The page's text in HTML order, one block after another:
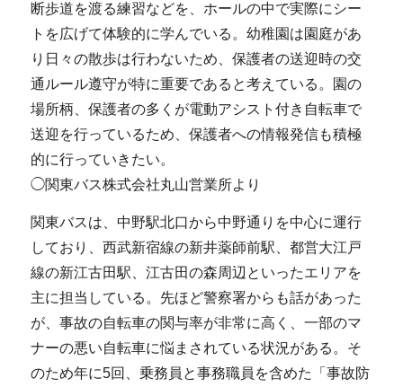
断歩道を渡る練習などを、ホールの中で実際にシー
トを広げて体験的に学んでいる。幼稚園は園庭があ
り日々の散歩は行わないため、保護者の送迎時の交
通ルール遵守が特に重要であると考えている。園の
場所柄、保護者の多くが電動アシスト付き自転車で
送迎を行っているため、保護者への情報発信も積極
的に行っていきたい。
◯関東バス株式会社丸山営業所より
関東バスは、中野駅北口から中野通りを中心に運行
しており、西武新宿線の新井薬師前駅、都営大江戸
線の新江古田駅、江古田の森周辺といったエリアを
主に担当している。先ほど警察署からも話があった
が、事故の自転車の関与率が非常に高く、一部のマ
ナーの悪い自転車に悩まされている状況がある。そ
のため年に5回、乗務員と事務職員を含めた「事故防